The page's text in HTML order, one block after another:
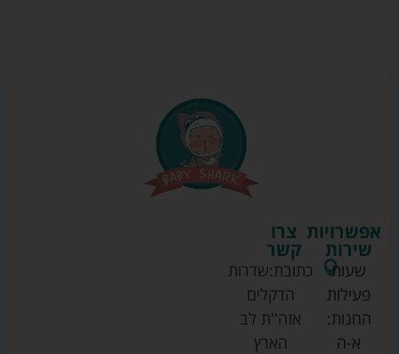
צרו
קשר
כתובת:שדרות
הדקלים
אזה''ת לב
הארץ
אפשרויות
שירות
שעות
פעילות
החנות:
א-ה